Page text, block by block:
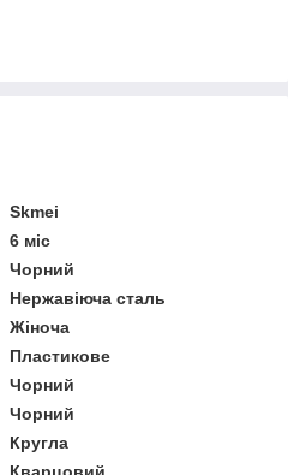
Skmei
6 міс
Чорний
Нержавіюча сталь
Жіноча
Пластикове
Чорний
Чорний
Кругла